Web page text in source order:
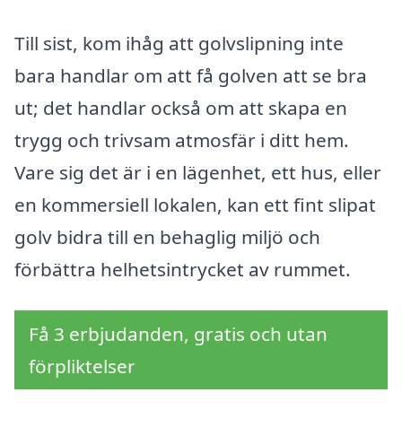
Till sist, kom ihåg att golvslipning inte
bara handlar om att få golven att se bra
ut; det handlar också om att skapa en
trygg och trivsam atmosfär i ditt hem.
Vare sig det är i en lägenhet, ett hus, eller
en kommersiell lokalen, kan ett fint slipat
golv bidra till en behaglig miljö och
förbättra helhetsintrycket av rummet.
Få 3 erbjudanden, gratis och utan
förpliktelser